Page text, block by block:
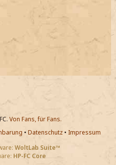
Von Fans, für Fans.
• Datenschutz• Impressum
WoltLab Suite™
HP-FC Core